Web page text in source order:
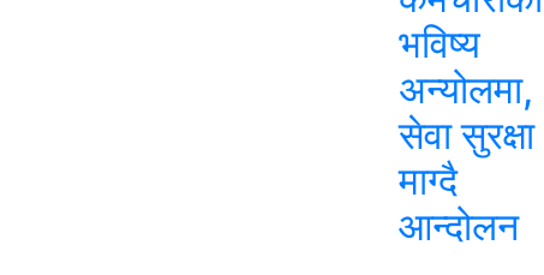
भविष्य
अन्योलमा,
सेवा सुरक्षा
माग्दै
आन्दोलन